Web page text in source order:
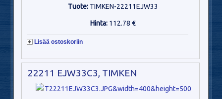
Tuote: TIMKEN-22211EJW33
Hinta: 112.78 €
Lisää ostoskoriin
22211 EJW33C3, TIMKEN